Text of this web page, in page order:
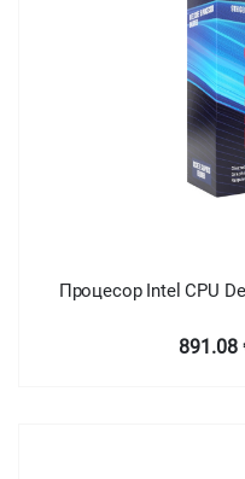
Процесор Intel CPU
891.08